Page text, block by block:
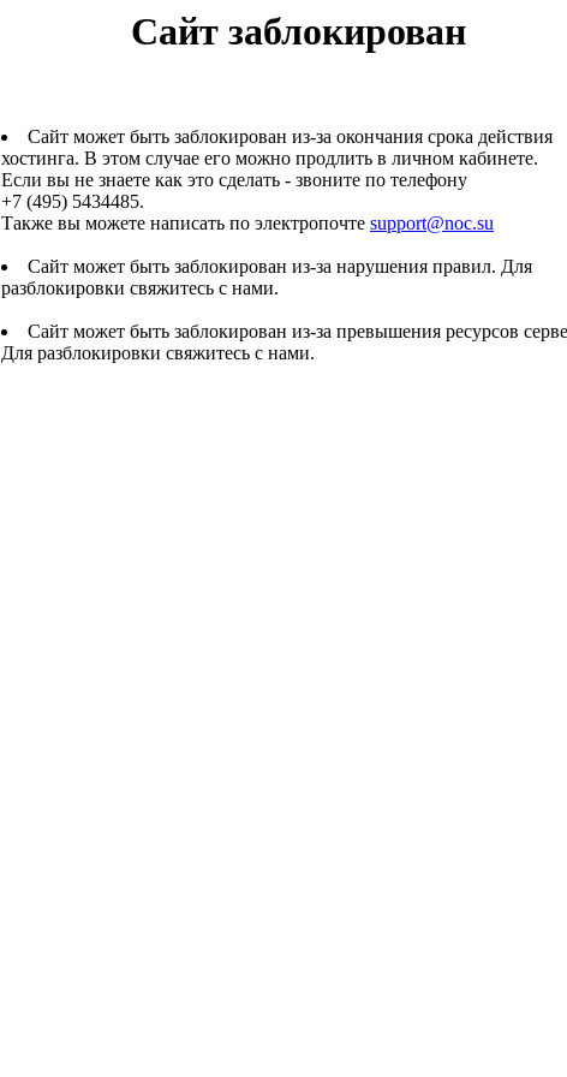
Сайт заблокирован
Сайт может быть заблокирован из-за окончания срока действия
хостинга. В этом случае его можно продлить в личном кабинете.
Если вы не знаете как это сделать - звоните по телефону
+7 (495) 5434485.
Также вы можете написать по электропочте support@noc.su
Сайт может быть заблокирован из-за нарушения правил. Для
разблокировки свяжитесь с нами.
Сайт может быть заблокирован из-за превышения ресурсов
Для разблокировки свяжитесь с нами.